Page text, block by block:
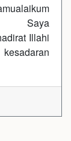
Saya
Illahi